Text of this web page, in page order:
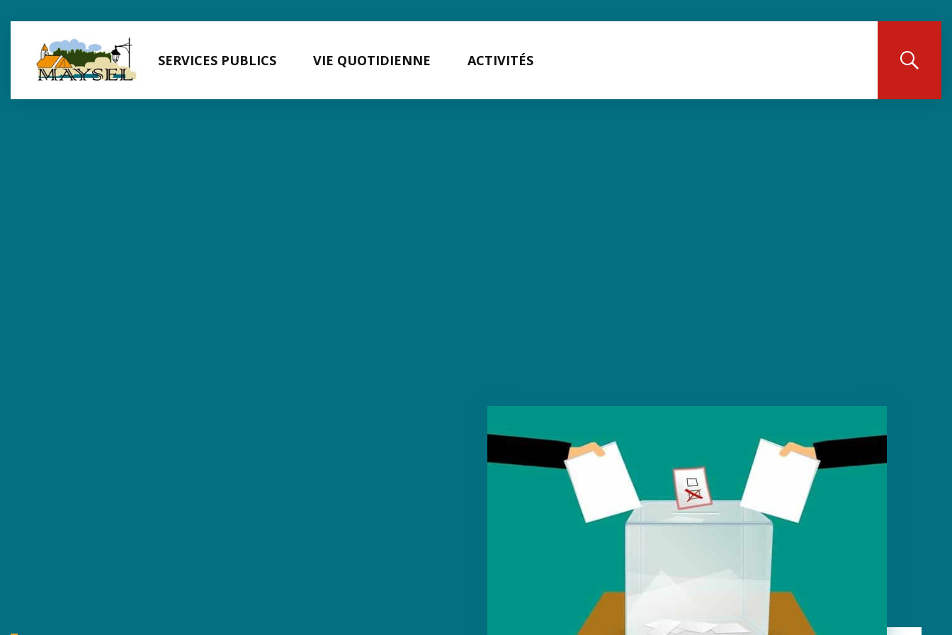
SERVICES PUBLICS VIE QUOTIDIENNE ACTIVITÉS